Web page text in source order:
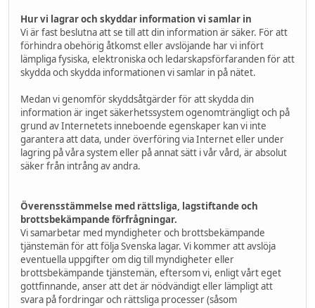
Hur vi lagrar och skyddar information vi samlar in
Vi är fast beslutna att se till att din information är säker. För att
förhindra obehörig åtkomst eller avslöjande har vi infört
lämpliga fysiska, elektroniska och ledarskapsförfaranden för att
skydda och skydda informationen vi samlar in på nätet.
Medan vi genomför skyddsåtgärder för att skydda din
information är inget säkerhetssystem ogenomträngligt och på
grund av Internetets inneboende egenskaper kan vi inte
garantera att data, under överföring via Internet eller under
lagring på våra system eller på annat sätt i vår vård, är absolut
säker från intrång av andra.
Överensstämmelse med rättsliga, lagstiftande och
brottsbekämpande förfrågningar.
Vi samarbetar med myndigheter och brottsbekämpande
tjänstemän för att följa Svenska lagar. Vi kommer att avslöja
eventuella uppgifter om dig till myndigheter eller
brottsbekämpande tjänstemän, eftersom vi, enligt vårt eget
gottfinnande, anser att det är nödvändigt eller lämpligt att
svara på fordringar och rättsliga processer (såsom